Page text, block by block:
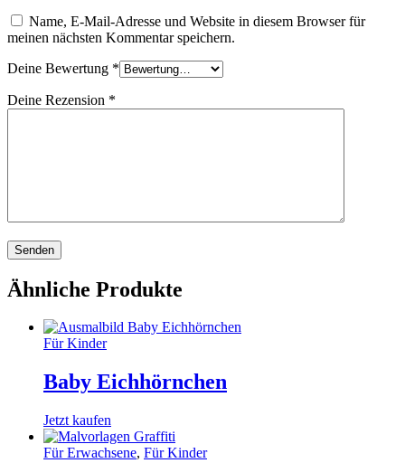
Name, E-Mail-Adresse und Website in diesem Browser für
meinen nächsten Kommentar speichern.
Deine Bewertung *
Deine Rezension *
Ähnliche Produkte
Für Kinder
Baby Eichhörnchen
Jetzt kaufen
Für Erwachsene, Für Kinder